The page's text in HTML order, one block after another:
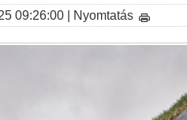
09:26:00 | Nyomtatás